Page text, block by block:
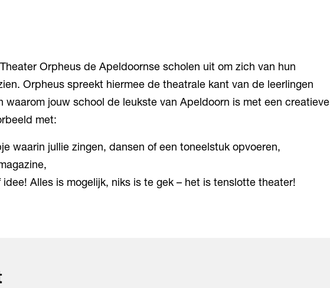
Orpheus de Apeldoornse scholen uit om zich van hun
Orpheus spreekt hiermee de theatrale kant van de leerlingen
waarom jouw school de leukste van Apeldoorn is met een creatieve
met:
waarin jullie zingen, dansen of een toneelstuk opvoeren,
Alles is mogelijk, niks is te gek – het is tenslotte theater!